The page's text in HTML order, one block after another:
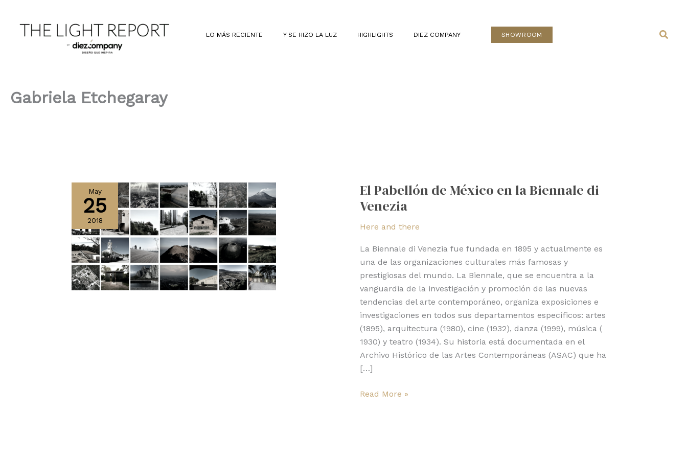
contenido
LO MÁS RECIENTE Y SE HIZO LA LUZ HIGHLIGHTS DIEZ COMPANY SHOWROOM
Gabriela Etchegaray
May
25
2018
El Pabellón de México en la Biennale di
Venezia
Here and there
La Biennale di Venezia fue fundada en 1895 y actualmente es
una de las organizaciones culturales más famosas y
prestigiosas del mundo. La Biennale, que se encuentra a la
vanguardia de la investigación y promoción de las nuevas
tendencias del arte contemporáneo, organiza exposiciones e
investigaciones en todos sus departamentos específicos: artes
(1895), arquitectura (1980), cine (1932), danza (1999), música (
1930) y teatro (1934). Su historia está documentada en el
Archivo Histórico de las Artes Contemporáneas (ASAC) que ha
[…]
de
México
la
Biennale
Venezia
Read More »